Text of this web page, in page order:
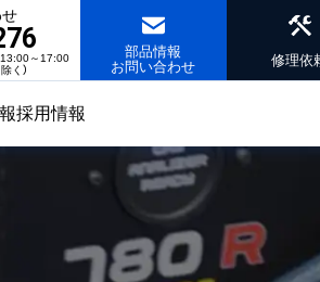
～17:00
く）
部品情報
お問い合わせ
修理依
採用情報